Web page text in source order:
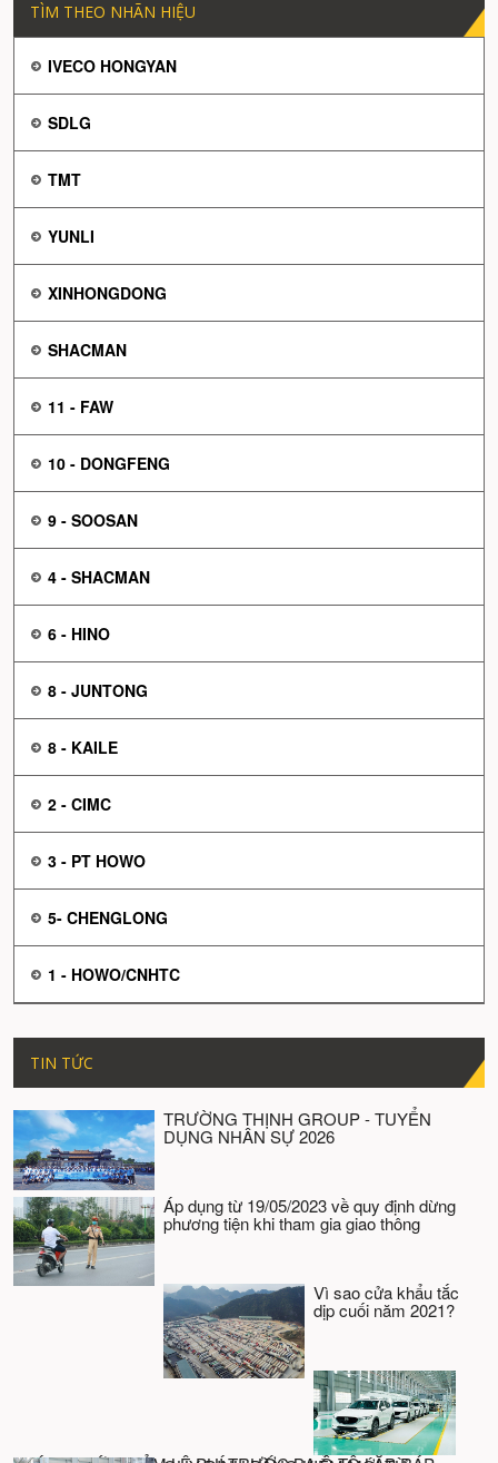
TÌM THEO NHÃN HIỆU
IVECO HONGYAN
SDLG
TMT
YUNLI
XINHONGDONG
SHACMAN
11 - FAW
10 - DONGFENG
9 - SOOSAN
4 - SHACMAN
6 - HINO
8 - JUNTONG
8 - KAILE
2 - CIMC
3 - PT HOWO
5- CHENGLONG
1 - HOWO/CNHTC
TIN TỨC
TRƯỜNG THỊNH GROUP - TUYỂN
DỤNG NHÂN SỰ 2026
Áp dụng từ 19/05/2023 về quy định dừng
phương tiện khi tham gia giao thông
Vì sao cửa khẩu tắc
dịp cuối năm 2021?